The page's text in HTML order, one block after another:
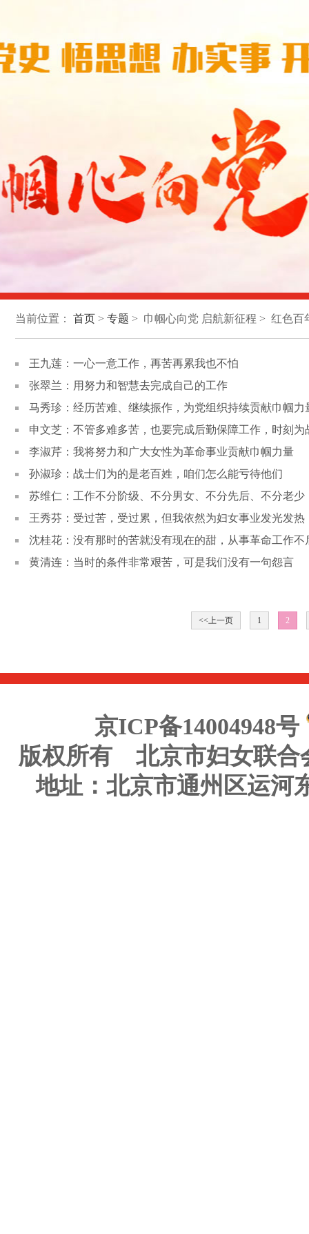
当前位置： 首页> 专题 > 巾帼心向党 启航新征程 > 红色
王九莲：一心一意工作，再苦再累我也不怕
张翠兰：用努力和智慧去完成自己的工作
马秀珍：经历苦难、继续振作，为党组织持续贡献巾帼力
申文芝：不管多难多苦，也要完成后勤保障工作，时刻为
李淑芹：我将努力和广大女性为革命事业贡献巾帼力量
孙淑珍：战士们为的是老百姓，咱们怎么能亏待他们
苏维仁：工作不分阶级、不分男女、不分先后、不分老少
王秀芬：受过苦，受过累，但我依然为妇女事业发光发热
沈桂花：没有那时的苦就没有现在的甜，从事革命工作不
黄清连：当时的条件非常艰苦，可是我们没有一句怨言
<<上一页 1 2
京ICP备14004948号
版权所有 北京市妇女联合
地址：北京市通州区运河